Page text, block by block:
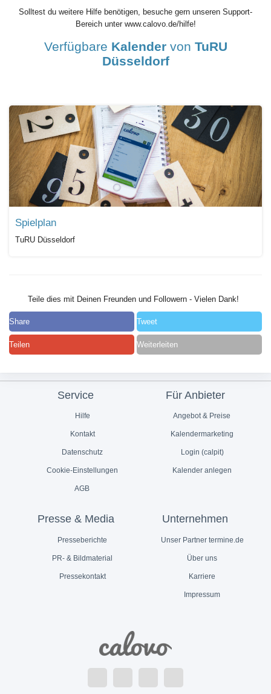
Solltest du weitere Hilfe benötigen, besuche gern unseren Support-
Bereich unter www.calovo.de/hilfe!
Verfügbare Kalendervon TuRU
Düsseldorf
Spielplan
TuRU Düsseldorf
Teile dies mit Deinen Freunden und Followern - Vielen Dank!
Share Tweet
Teilen Weiterleiten
Service
Hilfe
Kontakt
Datenschutz
Cookie-Einstellungen
AGB
Für Anbieter
Angebot & Preise
Kalendermarketing
Login (calpit)
Kalender anlegen
Presse & Media
Presseberichte
PR- & Bildmaterial
Pressekontakt
Unternehmen
Unser Partner termine.de
Über uns
Karriere
Impressum